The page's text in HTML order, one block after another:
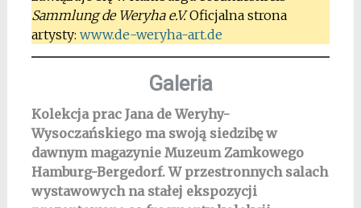
Sammlung de Weryha e.V.Oficjalna strona
artysty: www.de-weryha-art.de
Galeria
Kolekcja prac Jana de Weryhy-
Wysoczańskiego ma swoją siedzibę w
dawnym magazynie Muzeum Zamkowego
Hamburg-Bergedorf. W przestronnych salach
wystawowych na stałej ekspozycji